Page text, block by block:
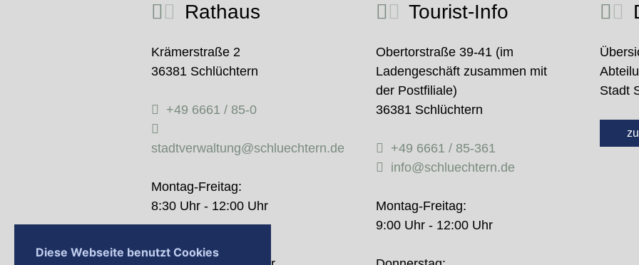
Rathaus
Krämerstraße 2
36381 Schlüchtern
+49 6661 / 85-0
stadtverwaltung@schluechtern.de
Montag-Freitag:
8:30 Uhr - 12:00 Uhr
Donnerstag:
Tourist-Info
Obertorstraße 39-41 (im
Ladengeschäft zusammen mit
der Postfiliale)
36381 Schlüchtern
+49 6661 / 85-361
info@schluechtern.de
Montag-Freitag:
9:00 Uhr - 12:00 Uhr
Stadt
Diese Webseite benutzt Cookies